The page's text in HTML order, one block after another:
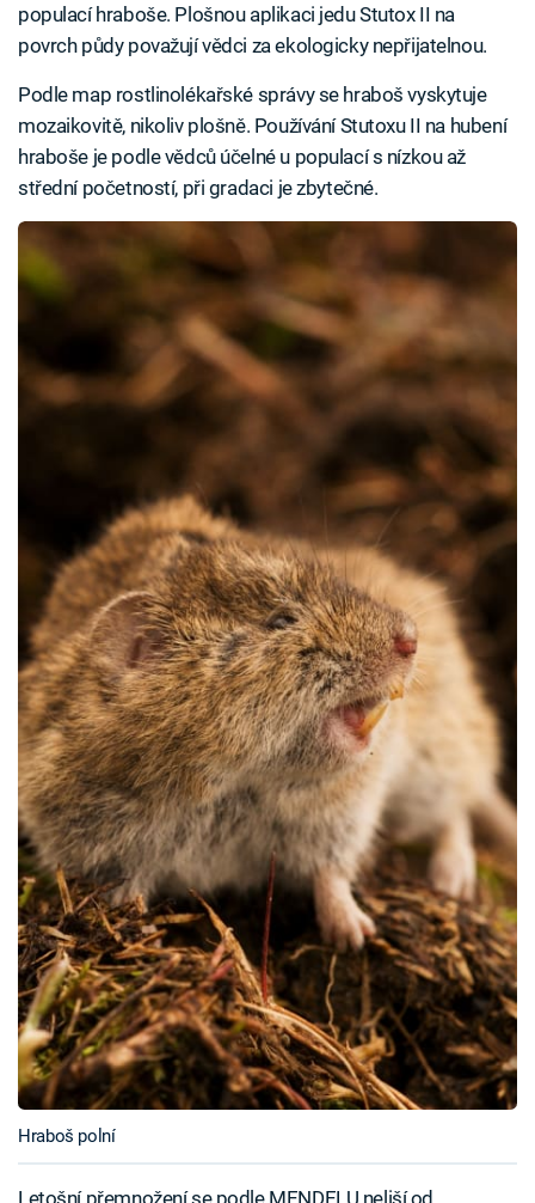
populací hraboše. Plošnou aplikaci jedu Stutox II na
povrch půdy považují vědci za ekologicky nepřijatelnou.
Podle map rostlinolékařské správy se hraboš vyskytuje
mozaikovitě, nikoliv plošně. Používání Stutoxu II na hubení
hraboše je podle vědců účelné u populací s nízkou až
střední početností, při gradaci je zbytečné.
Hraboš polní